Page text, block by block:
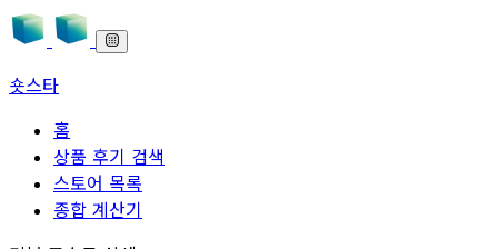
숏스타
홈
상품 후기 검색
스토어 목록
종합 계산기